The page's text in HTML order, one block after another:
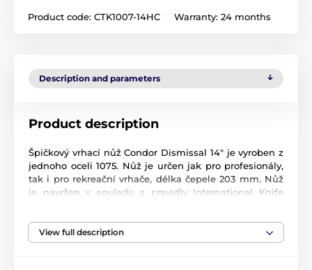
Product code: CTK1007-14HC Warranty: 24 months
Description and parameters
Product description
Špičkový vrhací nůž Condor Dismissal 14" je vyroben z
jednoho oceli 1075. Nůž je určen jak pro profesionály,
tak i pro rekreační vrhače, délka čepele 203 mm. Nůž
je navržen v souladu s pravidly International Knife
Součástí balení není pouzdro.
View full description